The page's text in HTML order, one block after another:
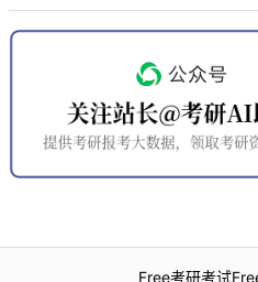
Free考研考试